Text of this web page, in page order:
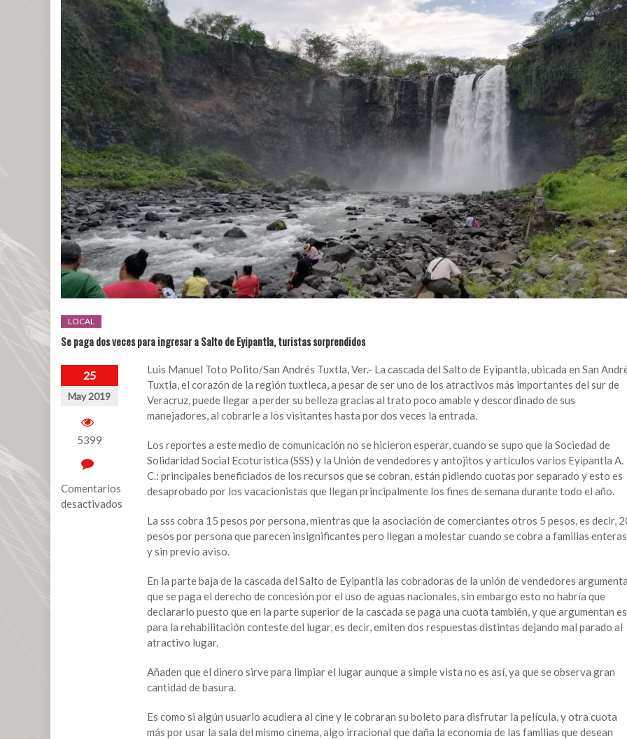
LOCAL
Se paga dos veces para ingresar a Salto de Eyipantla, turistas sorprendidos
25
May 2019
5399
Comentarios
desactivados
Luis Manuel Toto Polito/San Andrés Tuxtla, Ver.- La cascada del Salto de Eyipantla, ubicada en San
Tuxtla, el corazón de la región tuxtleca, a pesar de ser uno de los atractivos más importantes del sur de
Veracruz, puede llegar a perder su belleza gracias al trato poco amable y descordinado de sus
manejadores, al cobrarle a los visitantes hasta por dos veces la entrada.
Los reportes a este medio de comunicación no se hicieron esperar, cuando se supo que la Sociedad de
Solidaridad Social Ecoturistica (SSS) y la Unión de vendedores y antojitos y artículos varios Eyipantla A.
C.: principales beneficiados de los recursos que se cobran, están pidiendo cuotas por separado y esto es
desaprobado por los vacacionistas que llegan principalmente los fines de semana durante todo el año.
La sss cobra 15 pesos por persona, mientras que la asociación de comerciantes otros 5 pesos, es decir,
pesos por persona que parecen insignificantes pero llegan a molestar cuando se cobra a familias enteras
y sin previo aviso.
En la parte baja de la cascada del Salto de Eyipantla las cobradoras de la unión de vendedores
que se paga el derecho de concesión por el uso de aguas nacionales, sin embargo esto no habría que
declararlo puesto que en la parte superior de la cascada se paga una cuota también, y que argumentan es
para la rehabilitación conteste del lugar, es decir, emiten dos respuestas distintas dejando mal parado al
atractivo lugar.
Añaden que el dinero sirve para limpiar el lugar aunque a simple vista no es así, ya que se observa gran
cantidad de basura.
Es como si algún usuario acudiera al cine y le cobraran su boleto para disfrutar la película, y otra cuota
más por usar la sala del mismo cinema, algo irracional que daña la economía de las familias que desean